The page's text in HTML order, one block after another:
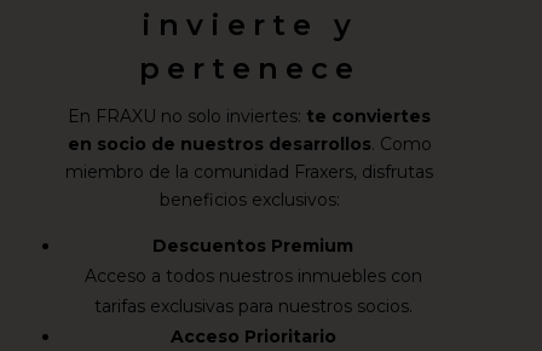
invierte y
pertenece
En FRAXU no solo inviertes: te conviertes
en socio de nuestros desarrollos. Como
miembro de la comunidad Fraxers, disfrutas
beneficios exclusivos:
Descuentos Premium
Acceso a todos nuestros inmuebles con
tarifas exclusivas para nuestros socios.
Acceso Prioritario